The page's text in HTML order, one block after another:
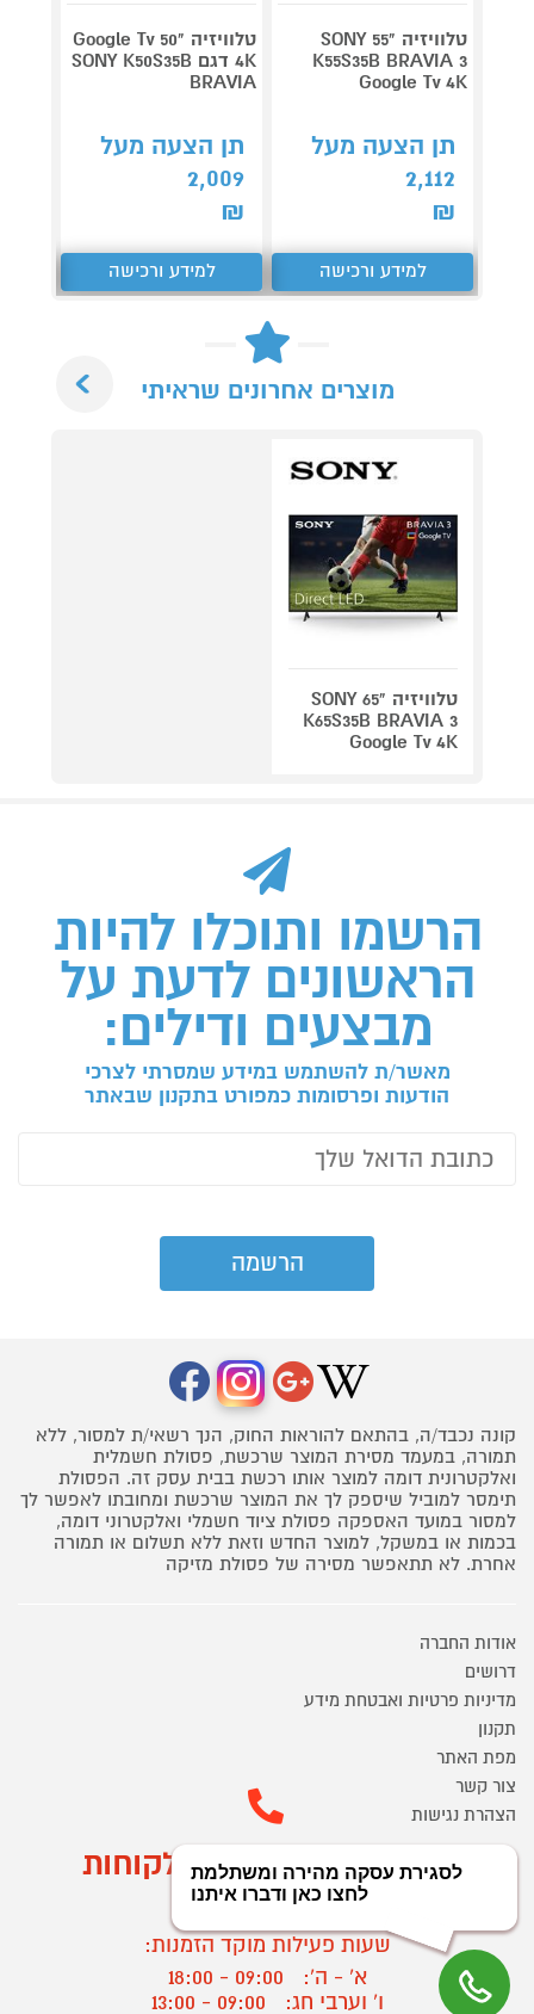
טלוויזיה "55 SONY
K55S35B BRAVIA 3
Google Tv 4K
תן הצעה מעל
2,112
₪
למידע ורכישה
טלוויזיה "50 Google Tv
4K דגם SONY K50S35B
BRAVIA
תן הצעה מעל
2,009
₪
למידע ורכישה
מוצרים אחרונים שראיתי
טלוויזיה "65 SONY
K65S35B BRAVIA 3
Google Tv 4K
הרשמו ותוכלו להיות
הראשונים לדעת על
מבצעים ודילים:
מאשר/ת להשתמש במידע שמסרתי לצרכי
הודעות ופרסומות כמפורט בתקנון שבאתר
קונה נכבד/ה, בהתאם להוראות החוק, הנך רשאי/ת למסור, ללא
תמורה, במעמד מסירת המוצר שרכשת, פסולת חשמלית
ואלקטרונית דומה למוצר אותו רכשת בבית עסק זה. הפסולת
תימסר למוביל שיספק לך את המוצר שרכשת ומחובתו לאפשר לך
למסור במועד האספקה פסולת ציוד חשמלי ואלקטרוני דומה,
בכמות או במשקל, למוצר החדש וזאת ללא תשלום או תמורה
אחרת. לא תתאפשר מסירה של פסולת מזיקה
אודות החברה
דרושים
מדיניות פרטיות ואבטחת מידע
תקנון
מפת האתר
צור קשר
הצהרת נגישות
מוקד הזמנות ושירות לקוחות
03-9545370
שעות פעילות מוקד הזמנות:
א' - ה':
09:00 - 18:00
ו' וערבי חג:
09:00 - 13:00